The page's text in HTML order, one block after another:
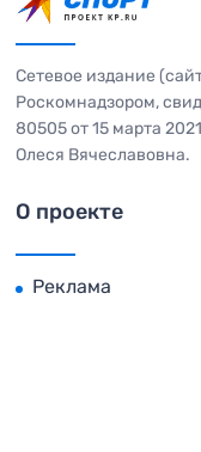
Сетевое издание
Роскомнадзором,
80505 от 15 марта
Олеся Вячеславовна.
О проекте
Реклама